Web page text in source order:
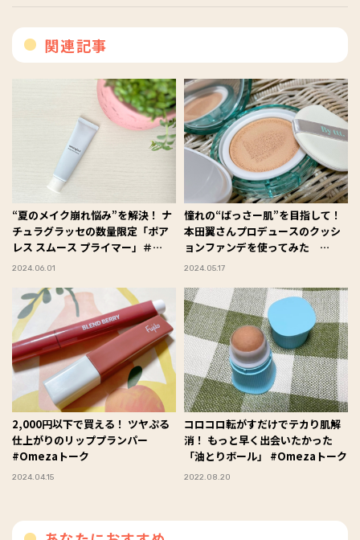
関連記事
“夏のメイク崩れ悩み”を解決！ ナ
チュラグラッセの数量限定「ポア
レス スムース プライマー」＃
Omezaトーク
2024.06.01
憧れの“ばっさー肌”を目指して！
本田翼さんプロデュースのクッシ
ョンファンデを使ってみた
#Omezaトーク
2024.05.17
2,000円以下で買える！ ツヤぷる
仕上がりのリッププランパー
#Omezaトーク
2024.04.15
コロコロ転がすだけでテカり肌解
消！ もっと早く出会いたかった
「油とりボール」 #Omezaトーク
2022.08.20